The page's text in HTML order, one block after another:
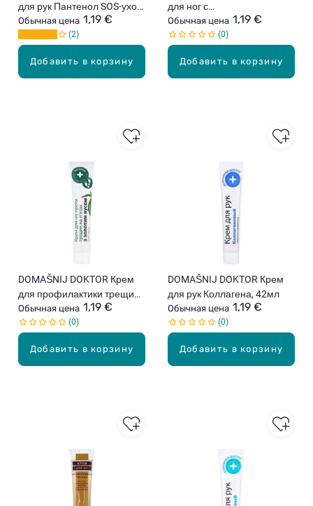
Добавить в корзину
для рук Пантенол SOS-уход,
42мл
Обычная цена 1,19 €
2
Добавить в корзину
для ног с
противогрибковым
эффектом, 44г
Обычная цена 1,19 €
0
Добавить в корзину
DOMAŠNIJ DOKTOR Крем
для профилактики трещин
на пятках с золотым усом,
42мл
Обычная цена 1,19 €
0
Добавить в корзину
DOMAŠNIJ DOKTOR Крем
для рук Коллагена, 42мл
Обычная цена 1,19 €
0